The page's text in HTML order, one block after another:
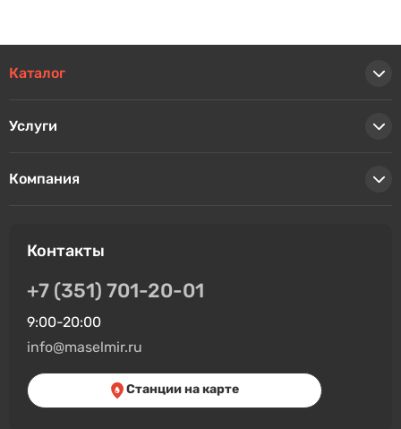
Каталог
Услуги
Компания
Контакты
+7 (351) 701-20-01
9:00-20:00
info@maselmir.ru
Станции на карте